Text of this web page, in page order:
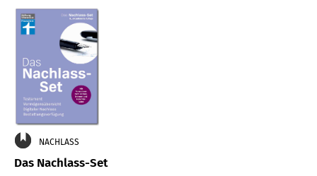
NACHLASS
Das Nachlass-Set